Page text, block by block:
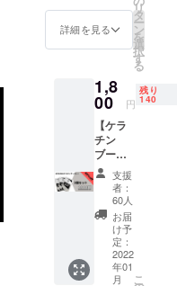
Professional
」ブランド
を設立。KG
ンプーは
一ヶ月で1万
本完売とい
う業界最速
完売記録を
蛋白を
パウ
ダー
化。
プーや
トリー
トメン
トに混
ぜてい
ただく
だけで
使用で
きま
す。送
料込
み！！
詳細を見る
リ
タ
ー
ン
を
選
択
す
る
1,8
00 円
残り
140
【ケラ
チン
ブース
ト＋ 3
個セッ
ト】 人
毛から
特殊製
法によ
り抽出
したケ
支援
者：
60人
お届
け予
定：
2022
年01
月
こ